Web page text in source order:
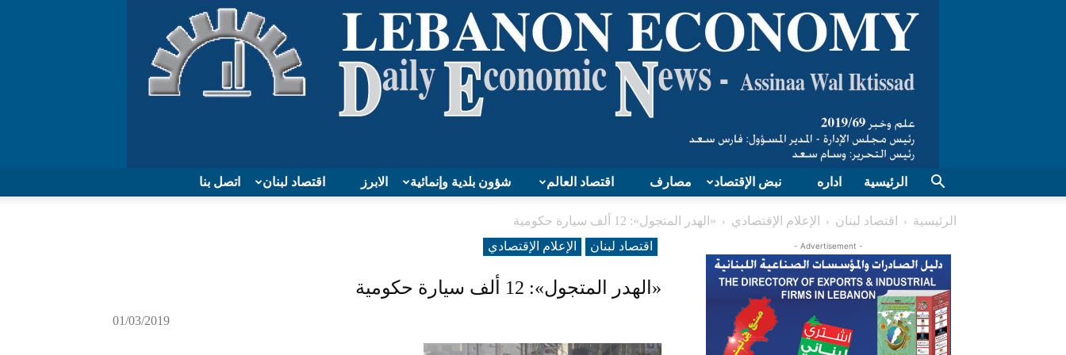
Lebanon
اتصل بنا اقتصاد لبنان الابرز شؤون بلدية وإنمائية اقتصاد العالم مصارف نبض الإقتصاد اداره الرئيسية
الرئيسية اقتصاد لبنان الإعلام الإقتصادي
«الهدر المتجول»: 12 ألف سيارة حكومية
اقتصاد لبنان
الإعلام الإقتصادي
«الهدر المتجول»: 12 ألف سيارة حكومية
01/03/2019
- Advertisement -